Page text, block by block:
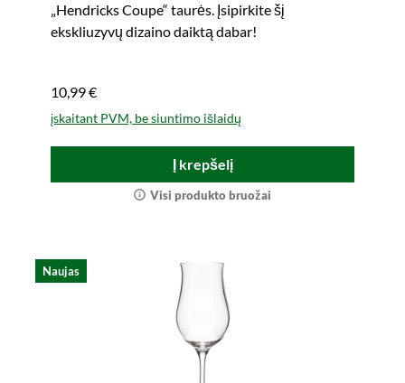
„Hendricks Coupe“ taurės. Įsipirkite šį
ekskliuzyvų dizaino daiktą dabar!
10,99 €
įskaitant PVM, be siuntimo išlaidų
Į krepšelį
Visi produkto bruožai
Naujas